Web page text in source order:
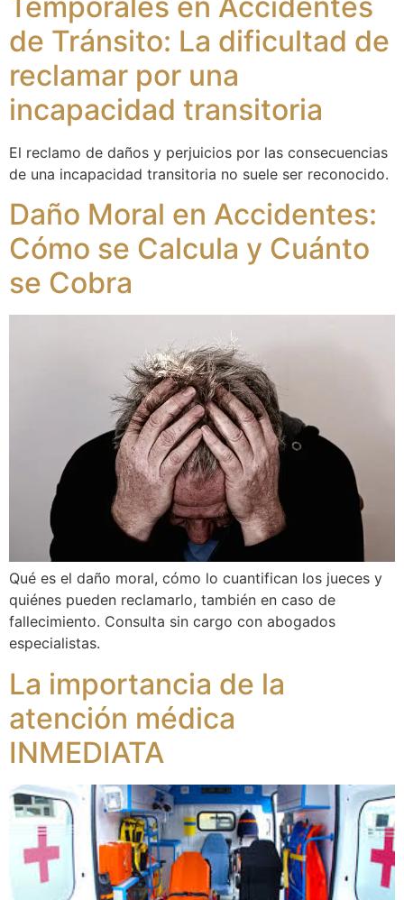
de Tránsito: La dificultad de
reclamar por una
incapacidad transitoria
El reclamo de daños y perjuicios por las consecuencias
de una incapacidad transitoria no suele ser reconocido.
Daño Moral en Accidentes:
Cómo se Calcula y Cuánto
se Cobra
Qué es el daño moral, cómo lo cuantifican los jueces y
quiénes pueden reclamarlo, también en caso de
fallecimiento. Consulta sin cargo con abogados
especialistas.
La importancia de la
atención médica
INMEDIATA